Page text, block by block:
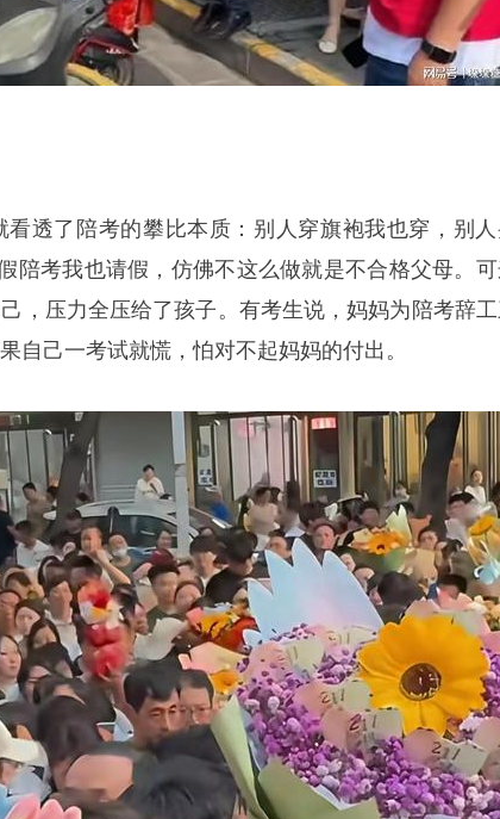
透了陪考的攀比本质：别人穿旗袍我也穿，别
陪考我也请假，仿佛不这么做就是不合格父母。
，压力全压给了孩子。有考生说，妈妈为陪考辞
自己一考试就慌，怕对不起妈妈的付出。